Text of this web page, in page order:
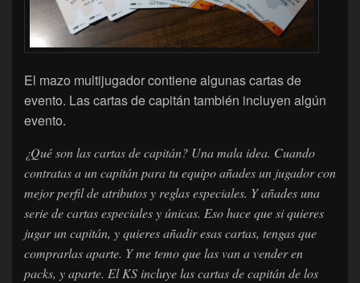
El mazo multijugador contiene algunas cartas de
evento. Las cartas de capitán también incluyen algún
evento.
¿Qué son las cartas de capitán? Una mala idea. Cuando
contratas a un capitán para tu equipo añades un jugador con
mejor perfil de atributos y reglas especiales. Y añades una
serie de cartas especiales y únicas. Eso hace que si quieres
jugar un capitán, y quieres añadir esas cartas, tengas que
comprarlas aparte. Y me temo que las van a vender en
packs, y aparte. El KS incluye las cartas de capitán de los